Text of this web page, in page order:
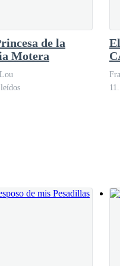
Aún estaba esperando la
que casarme con ese
mafioso. Nunca.
de la
Motera